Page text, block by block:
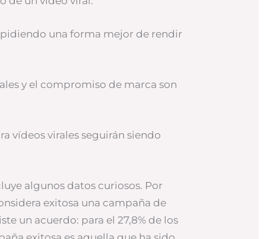
una forma mejor de rendir
y el compromiso de marca son
vídeos virales seguirán siendo
algunos datos curiosos. Por
exitosa una campaña de
un acuerdo: para el 27,8% de los